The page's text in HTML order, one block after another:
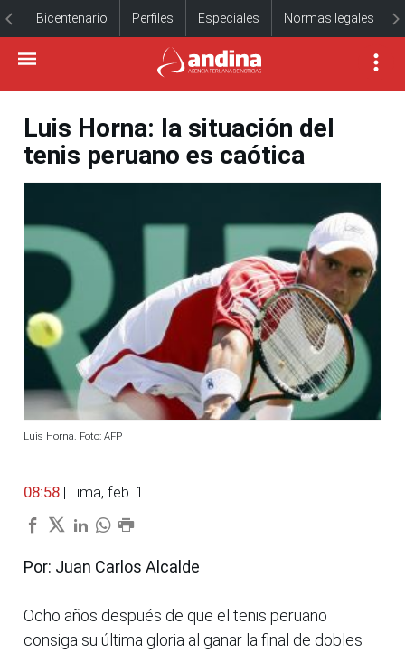
Bicentenario Perfiles Especiales Normas legales
Luis Horna: la situación del
tenis peruano es caótica
Luis Horna. Foto: AFP
08:58 | Lima, feb. 1.
Por: Juan Carlos Alcalde
Ocho años después de que el tenis peruano
consiga su última gloria al ganar la final de dobles